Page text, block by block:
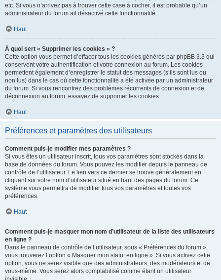
etc. Si vous n’arrivez pas à trouver cette case à cocher, il est probable qu’un
administrateur du forum ait désactivé cette fonctionnalité.
Haut
À quoi sert « Supprimer les cookies » ?
Cette option vous permet d’effacer tous les cookies générés par phpBB 3.3 qui
conservent votre authentification et votre connexion au forum. Les cookies
permettent également d’enregistrer le statut des messages (s’ils sont lus ou
non lus) dans le cas où cette fonctionnalité a été activée par un administrateur
du forum. Si vous rencontrez des problèmes récurrents de connexion et de
déconnexion au forum, essayez de supprimer les cookies.
Haut
Préférences et paramètres des utilisateurs
Comment puis-je modifier mes paramètres ?
Si vous êtes un utilisateur inscrit, tous vos paramètres sont stockés dans la
base de données du forum. Vous pouvez les modifier depuis le panneau de
contrôle de l’utilisateur. Le lien vers ce dernier se trouve généralement en
cliquant sur votre nom d’utilisateur situé en haut des pages du forum. Ce
système vous permettra de modifier tous vos paramètres et toutes vos
préférences.
Haut
Comment puis-je masquer mon nom d’utilisateur de la liste des utilisateurs
en ligne ?
Dans le panneau de contrôle de l’utilisateur, sous « Préférences du forum »,
vous trouverez l’option « Masquer mon statut en ligne ». Si vous activez cette
option, vous ne serez visible que des administrateurs, des modérateurs et de
vous-même. Vous serez alors comptabilisé comme étant un utilisateur